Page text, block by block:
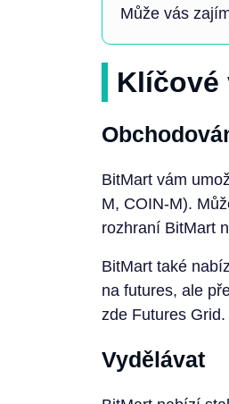
Může vás
Klíčové
BitMart vám
M, COIN-M).
rozhraní BitMart
BitMart také
na futures, ale
zde Futures Grid.
Vydělávat